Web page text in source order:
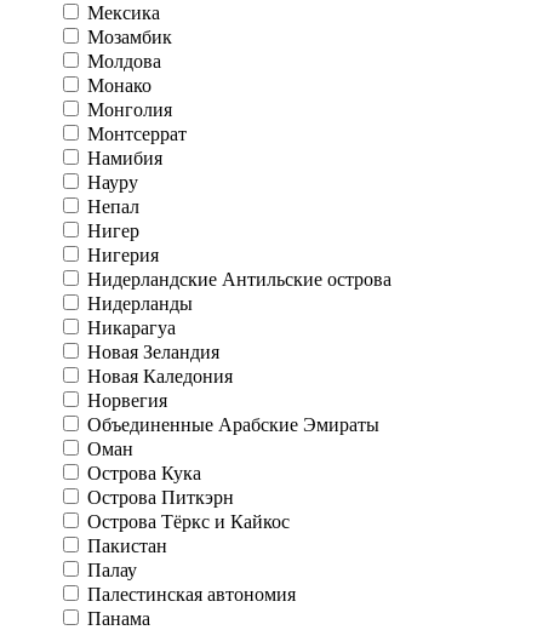
Мексика
Мозамбик
Молдова
Монако
Монголия
Монтсеррат
Намибия
Науру
Непал
Нигер
Нигерия
Нидерландские Антильские острова
Нидерланды
Никарагуа
Новая Зеландия
Новая Каледония
Норвегия
Объединенные Арабские Эмираты
Оман
Острова Кука
Острова Питкэрн
Острова Тёркс и Кайкос
Пакистан
Палау
Палестинская автономия
Панама